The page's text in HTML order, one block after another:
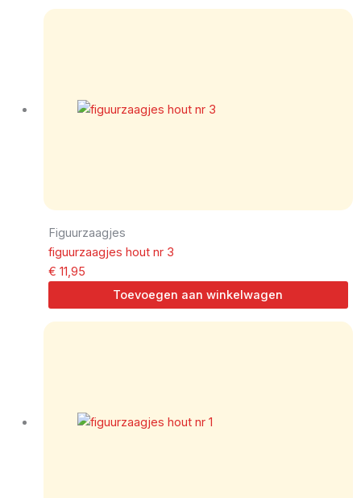
Figuurzaagjes
figuurzaagjes hout nr 3
€ 11,95
Toevoegen aan winkelwagen